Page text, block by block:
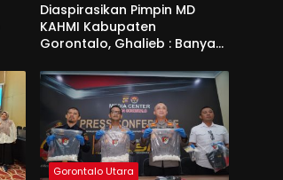
Diaspirasikan Pimpin MD
KAHMI Kabupaten
Gorontalo, Ghalieb : Banyak
Gorontalo Utara